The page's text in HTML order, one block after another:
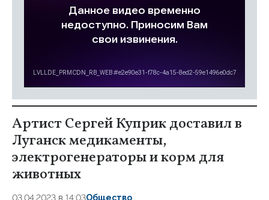
Артист Сергей Куприк доставил в
Луганск медикаменты,
электрогенераторы и корм для
животных
03.04.2023 в 14:03Общество